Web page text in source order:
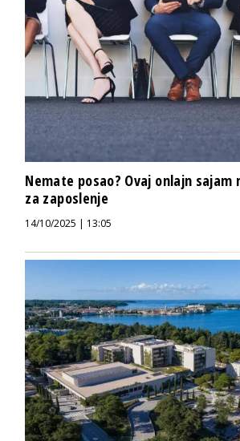
Nemate posao? Ovaj onlajn sajam
za zaposlenje
14/10/2025 | 13:05